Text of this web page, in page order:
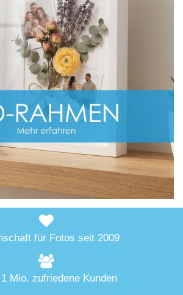
für Fotos seit 2009
Mio. zufriedene Kunden